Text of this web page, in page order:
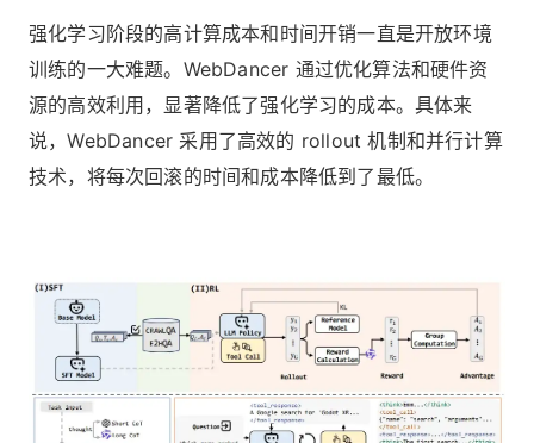
强化学习阶段的高计算成本和时间开销一直是开放环境
训练的一大难题。WebDancer 通过优化算法和硬件资
源的高效利用，显著降低了强化学习的成本。具体来
说，WebDancer 采用了高效的 rollout 机制和并行计算
技术，将每次回滚的时间和成本降低到了最低。